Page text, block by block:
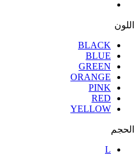
اللون
BLACK
BLUE
GREEN
ORANGE
PINK
RED
YELLOW
الحجم
L